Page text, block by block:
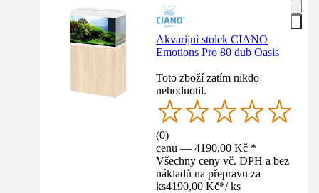
Akvarijní stolek CIANO
Emotions Pro 80 dub Oasis
Toto zboží zatím nikdo
nehodnotil.
(0)
cenu — 4190,00 Kč *
Všechny ceny vč. DPH a bez
nákladů na přepravu za
ks4190,00 Kč*/ ks